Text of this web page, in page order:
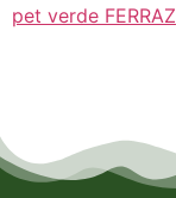
pet verde FERRAZ